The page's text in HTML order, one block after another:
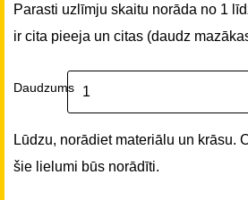
Parasti uzlīmju skaitu norāda no 1
ir cita pieeja un citas (daudz
Daudzums
Lūdzu, norādiet materiālu un krāsu.
šie lielumi būs norādīti.